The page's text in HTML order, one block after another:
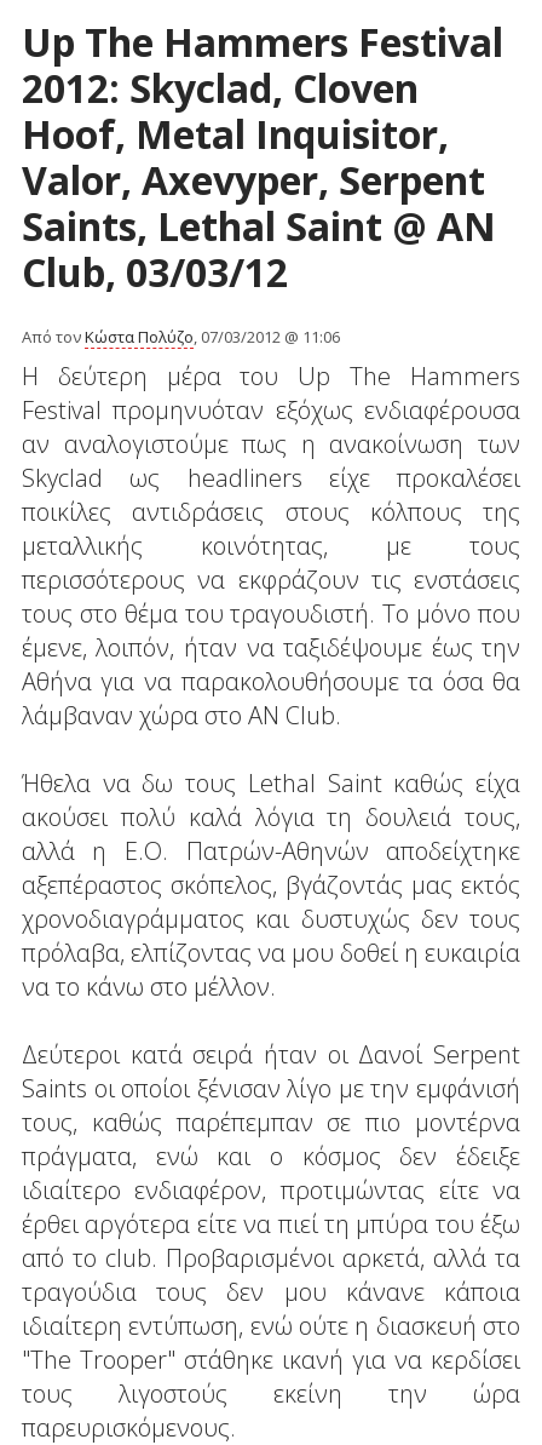
Up The Hammers Festival
2012: Skyclad, Cloven
Hoof, Metal Inquisitor,
Valor, Axevyper, Serpent
Saints, Lethal Saint @ AN
Club, 03/03/12
Από τονΚώστα Πολύζο, 07/03/2012 @ 11:06
Η δεύτερη μέρα του Up The Hammers
Festival προμηνυόταν εξόχως ενδιαφέρουσα
αν αναλογιστούμε πως η ανακοίνωση των
Skyclad ως headliners είχε προκαλέσει
ποικίλες αντιδράσεις στους κόλπους της
μεταλλικής κοινότητας, με τους
περισσότερους να εκφράζουν τις ενστάσεις
τους στο θέμα του τραγουδιστή. Το μόνο που
έμενε, λοιπόν, ήταν να ταξιδέψουμε έως την
Αθήνα για να παρακολουθήσουμε τα όσα θα
λάμβαναν χώρα στο ΑN Club.
Ήθελα να δω τους Lethal Saint καθώς είχα
ακούσει πολύ καλά λόγια τη δουλειά τους,
αλλά η Ε.Ο. Πατρών-Αθηνών αποδείχτηκε
αξεπέραστος σκόπελος, βγάζοντάς μας εκτός
χρονοδιαγράμματος και δυστυχώς δεν τους
πρόλαβα, ελπίζοντας να μου δοθεί η ευκαιρία
να το κάνω στο μέλλον.
Δεύτεροι κατά σειρά ήταν οι Δανοί Serpent
Saints οι οποίοι ξένισαν λίγο με την εμφάνισή
τους, καθώς παρέπεμπαν σε πιο μοντέρνα
πράγματα, ενώ και ο κόσμος δεν έδειξε
ιδιαίτερο ενδιαφέρον, προτιμώντας είτε να
έρθει αργότερα είτε να πιεί τη μπύρα του έξω
από το club. Προβαρισμένοι αρκετά, αλλά τα
τραγούδια τους δεν μου κάνανε κάποια
ιδιαίτερη εντύπωση, ενώ ούτε η διασκευή στο
"The Trooper" στάθηκε ικανή για να κερδίσει
τους λιγοστούς εκείνη την ώρα
παρευρισκόμενους.